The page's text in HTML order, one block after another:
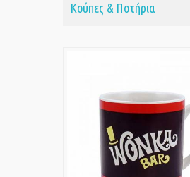
Κούπες & Ποτήρια